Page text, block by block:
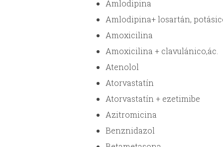
Amlodipina
Amlodipina+ losartán,
Amoxicilina
Amoxicilina + clavulánico,ác.
Atenolol
Atorvastatín
Atorvastatín + ezetimibe
Azitromicina
Benznidazol